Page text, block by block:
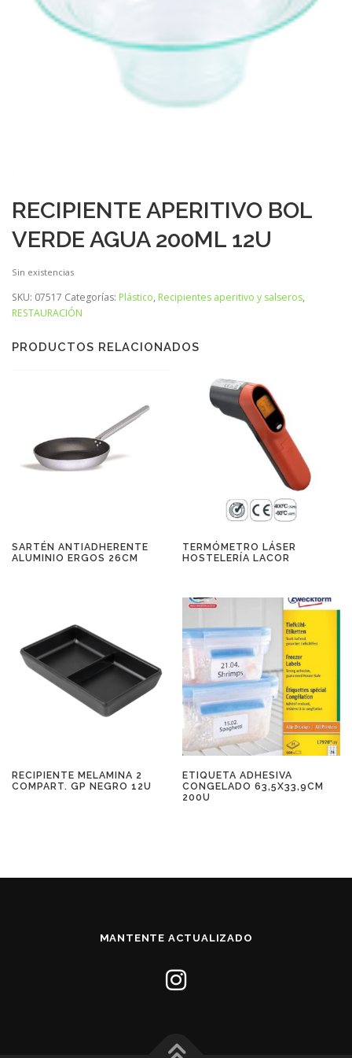
RECIPIENTE APERITIVO BOL
VERDE AGUA 200ML 12U
Sin existencias
SKU: 07517 Categorías: Plástico, Recipientes aperitivo y salseros,
RESTAURACIÓN
PRODUCTOS RELACIONADOS
SARTÉN ANTIADHERENTE
ALUMINIO ERGOS 26CM
TERMÓMETRO LÁSER
HOSTELERÍA LACOR
RECIPIENTE MELAMINA 2
COMPART. GP NEGRO 12U
ETIQUETA ADHESIVA
CONGELADO 63,5X33,9CM
200U
MANTENTE ACTUALIZADO